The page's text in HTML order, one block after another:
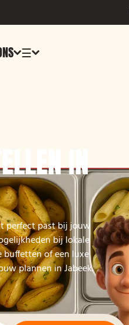
☰
IN
perfect past bij jouw
bij lokale
buffetten of een luxe
plannen in Jabeek.